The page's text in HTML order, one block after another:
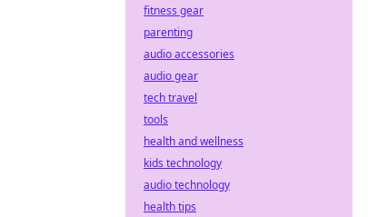
fitness gear
parenting
audio accessories
audio gear
tech travel
tools
health and wellness
kids technology
audio technology
health tips